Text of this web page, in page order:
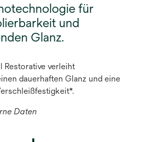
für
und
Glanz.
Restorative verleiht
dauerhaften Glanz und eine
Daten